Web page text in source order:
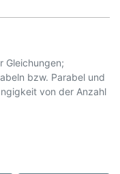
Gleichungen;
bzw. Parabel und
von der Anzahl